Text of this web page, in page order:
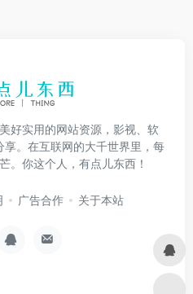
好实用的网站资源，影视、软
。在互联网的大千世界里，每
。你这个人，有点儿东西！
广告合作 关于本站